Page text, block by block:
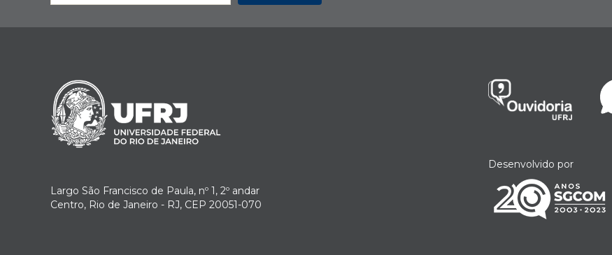
Largo São Francisco de Paula, nº 1, 2º andar
Centro, Rio de Janeiro - RJ, CEP 20051-070
Desenvolvido por